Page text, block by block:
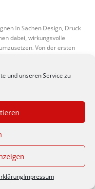
und unseren Service zu
Impressum
In Sachen Design, Druck
dabei, wirkungsvolle
Von der ersten
|Datenschutzerkärung
du der
Cookies